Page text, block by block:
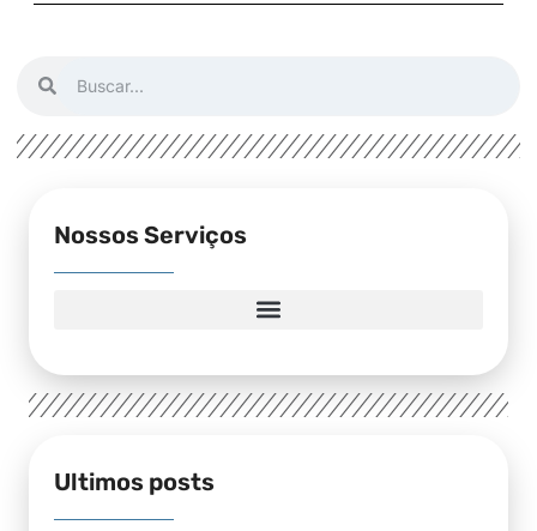
Nossos Serviços
Ultimos posts